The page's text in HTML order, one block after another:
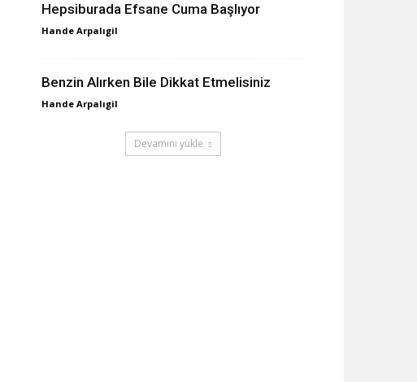
Hepsiburada Efsane Cuma Başlıyor
Hande Arpalıgil
Benzin Alırken Bile Dikkat Etmelisiniz
Hande Arpalıgil
Devamını yükle